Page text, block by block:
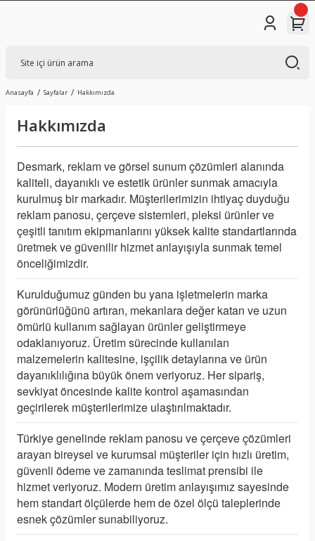
Anasayfa Sayfalar Hakkımızda
Hakkımızda
Desmark, reklam ve görsel sunum çözümleri alanında
kaliteli, dayanıklı ve estetik ürünler sunmak amacıyla
kurulmuş bir markadır. Müşterilerimizin ihtiyaç duyduğu
reklam panosu, çerçeve sistemleri, pleksi ürünler ve
çeşitli tanıtım ekipmanlarını yüksek kalite standartlarında
üretmek ve güvenilir hizmet anlayışıyla sunmak temel
önceliğimizdir.
Kurulduğumuz günden bu yana işletmelerin marka
görünürlüğünü artıran, mekanlara değer katan ve uzun
ömürlü kullanım sağlayan ürünler geliştirmeye
odaklanıyoruz. Üretim sürecinde kullanılan
malzemelerin kalitesine, işçilik detaylarına ve ürün
dayanıklılığına büyük önem veriyoruz. Her sipariş,
sevkiyat öncesinde kalite kontrol aşamasından
geçirilerek müşterilerimize ulaştırılmaktadır.
Türkiye genelinde reklam panosu ve çerçeve çözümleri
arayan bireysel ve kurumsal müşteriler için hızlı üretim,
güvenli ödeme ve zamanında teslimat prensibi ile
hizmet veriyoruz. Modern üretim anlayışımız sayesinde
hem standart ölçülerde hem de özel ölçü taleplerinde
esnek çözümler sunabiliyoruz.